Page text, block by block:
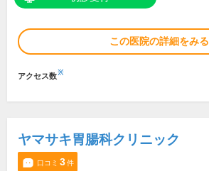
この医院の詳細をみる
アクセス数※
ヤマサキ胃腸科クリニック
口コミ 3件